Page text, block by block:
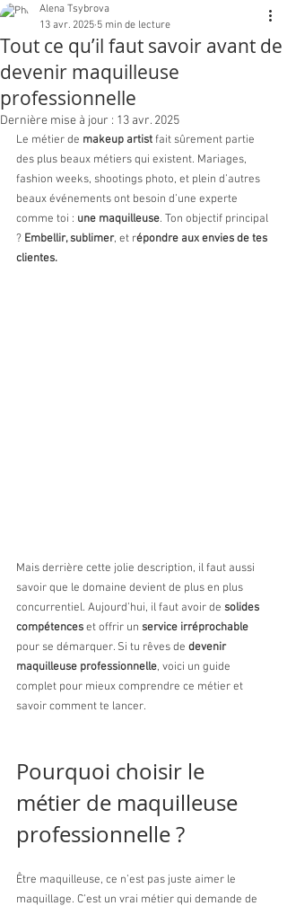
Tout ce qu’il faut savoir avant de
devenir maquilleuse
professionnelle
Alena Tsybrova
13 avr. 2025 5 min de lecture
Dernière mise à jour : 13 avr. 2025
Le métier de makeup artist fait sûrement partie
des plus beaux métiers qui existent. Mariages,
fashion weeks, shootings photo, et plein d’autres
beaux événements ont besoin d’une experte
comme toi : une maquilleuse. Ton objectif principal
? Embellir, sublimer, et répondre aux envies de tes
clientes.
Mais derrière cette jolie description, il faut aussi
savoir que le domaine devient de plus en plus
concurrentiel. Aujourd’hui, il faut avoir de solides
compétences et offrir un service irréprochable
pour se démarquer. Si tu rêves de devenir
maquilleuse professionnelle, voici un guide
complet pour mieux comprendre ce métier et
savoir comment te lancer.
Pourquoi choisir le
métier de maquilleuse
professionnelle ?
Être maquilleuse, ce n’est pas juste aimer le
maquillage. C’est un vrai métier qui demande de